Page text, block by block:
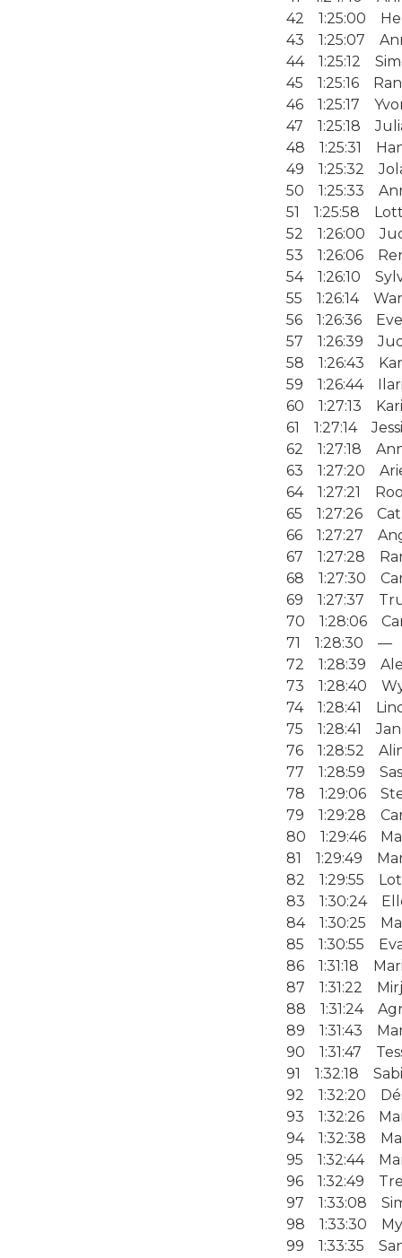
42 1:25:00
43 1:25:07
44 1:25:12
45 1:25:16
46 1:25:17
47 1:25:18
48 1:25:31
49 1:25:32
50 1:25:33
51 1:25:58
52 1:26:00
53 1:26:06
54 1:26:10
55 1:26:14
56 1:26:36
57 1:26:39
58 1:26:43
59 1:26:44
60 1:27:13
61 1:27:14
62 1:27:18
63 1:27:20
64 1:27:21
65 1:27:26
66 1:27:27
67 1:27:28
68 1:27:30
69 1:27:37
70 1:28:06
71 1:28:30 —
72 1:28:39
73 1:28:40
74 1:28:41
75 1:28:41
76 1:28:52
77 1:28:59
78 1:29:06
79 1:29:28
80 1:29:46
81 1:29:49
82 1:29:55
83 1:30:24
84 1:30:25
85 1:30:55
86 1:31:18
87 1:31:22
88 1:31:24
89 1:31:43
90 1:31:47
91 1:32:18
92 1:32:20
93 1:32:26
94 1:32:38
95 1:32:44
96 1:32:49
97 1:33:08
98 1:33:30
99 1:33:35